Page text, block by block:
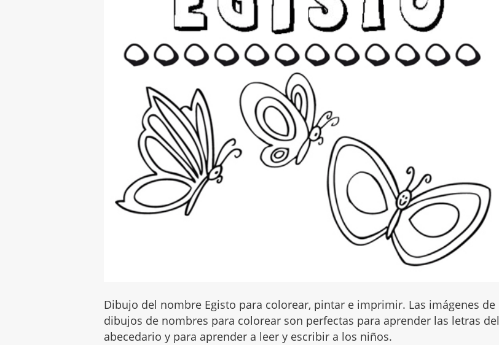
Dibujo del nombre Egisto para colorear, pintar e imprimir. Las imágenes de
dibujos de nombres para colorear son perfectas para aprender las letras del
abecedario y para aprender a leer y escribir a los niños.